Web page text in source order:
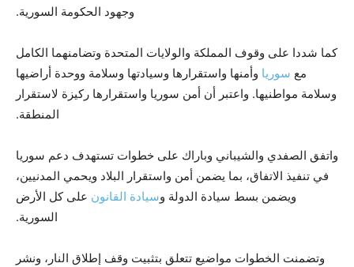
وجهود الحكومة السورية.
كما شددا على وقوف المملكة والولايات المتحدة وتضامنهما الكامل
مع سوريا وأمنها واستقرارها وسيادتها وسلامة ووحدة أراضيها
وسلامة مواطنيها. واعتبر أن أمن سوريا واستقرارها ركيزة لاستقرار
المنطقة.
واتفق الصفدي والشيباني وباراك على خطوات تستهدف دعم سوريا
في تنفيذ الاتفاق، بما يضمن أمن واستقرار البلاد ويحمي المدنيين،
ويضمن بسط سيادة الدولة وسيادة القانون على كل الأرض
السورية.
وتضمنت الخطوات مواضيع تتعلق بتثبيت وقف إطلاق النار، ونشر